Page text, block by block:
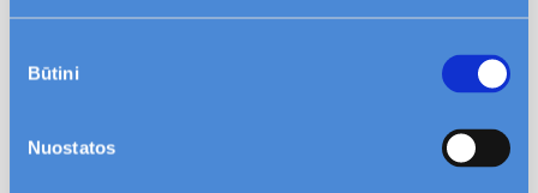
pasirinkimas
Būtini
Nuostatos
komforto lygį. O išvykdami šildymą galite
Saulėtą dieną atidenkite užuolaidas.
Pastebėjus nesandarius langus bendro